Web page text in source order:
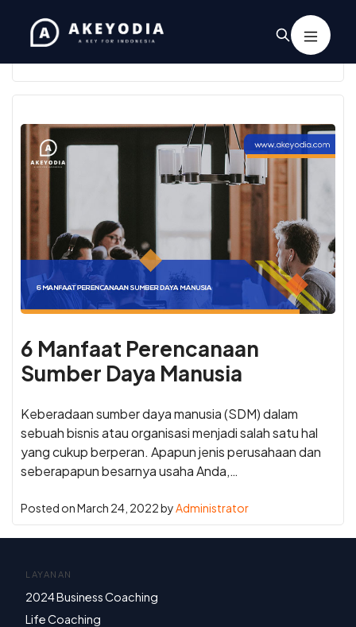
Tag:mengelola sdm
6 Manfaat Perencanaan
Sumber Daya Manusia
Keberadaan sumber daya manusia (SDM) dalam
sebuah bisnis atau organisasi menjadi salah satu hal
yang cukup berperan. Apapun jenis perusahaan dan
seberapapun besarnya usaha Anda,…
Posted onMarch 24, 2022by Administrator
LAYANAN
2024 Business Coaching
Life Coaching